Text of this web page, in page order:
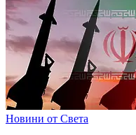
Новини от Света